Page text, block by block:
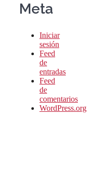
Meta
Iniciar
sesión
Feed
de
entradas
Feed
de
comentarios
WordPress.org